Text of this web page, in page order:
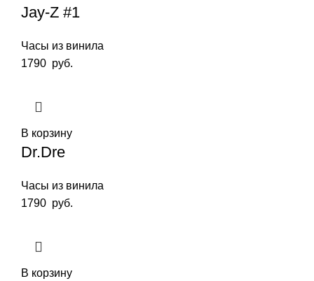
Jay-Z #1
Часы из винила
1790 руб.
В корзину
Dr.Dre
Часы из винила
1790 руб.
В корзину